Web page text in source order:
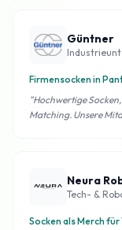
Güntner
Firmensocken in
"Hochwertige
Matching. Unsere
Neura
Tech- &
Socken als Merch